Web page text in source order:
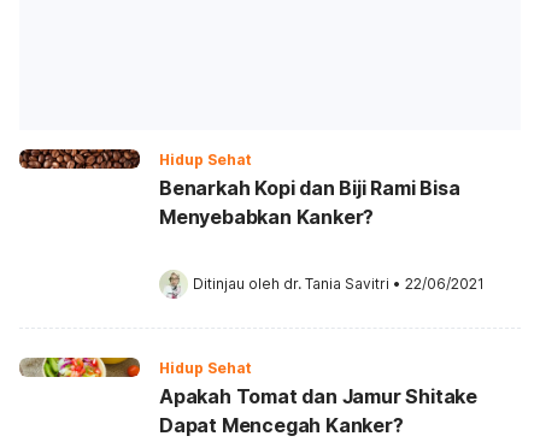
Hidup Sehat
Benarkah Kopi dan Biji Rami Bisa
Menyebabkan Kanker?
Ditinjau oleh dr. Tania Savitri • 22/06/2021
Hidup Sehat
Apakah Tomat dan Jamur Shitake
Dapat Mencegah Kanker?